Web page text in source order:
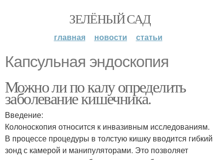
ЗЕЛЁНЫЙ САД
главная новости статьи
Капсульная эндоскопия
Можно ли по калу определить
заболевание кишечника.
Введение:
Колоноскопия относится к инвазивным исследованиям.
В процессе процедуры в толстую кишку вводится гибкий
зонд с камерой и манипуляторами. Это позволяет